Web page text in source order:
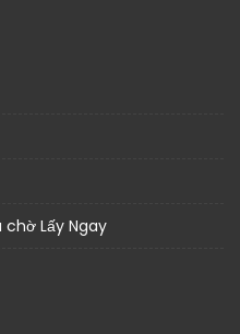
chờ Lấy Ngay